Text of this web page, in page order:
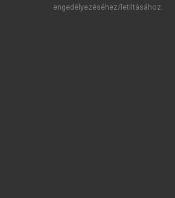
engedélyezéséhez/letiltásához.